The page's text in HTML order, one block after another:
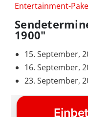
Entertainment-
1900"
15. September,
16. September,
23. September,